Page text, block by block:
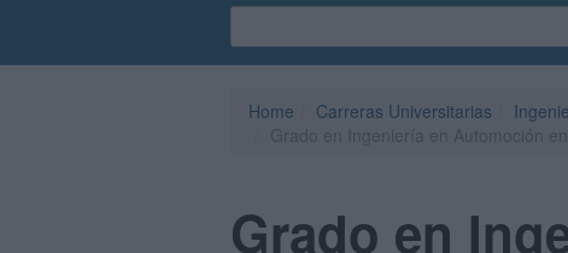
Home Carreras Universitarias
Grado en